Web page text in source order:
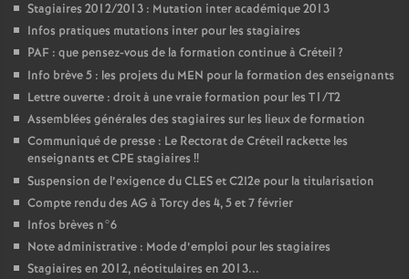
Stagiaires 2012/2013 : Mutation inter académique 2013
Infos pratiques mutations inter pour les stagiaires
PAF : que pensez-vous de la formation continue à Créteil?
Info brève 5 : les projets du MEN pour la formation des enseignants
Lettre ouverte : droit à une vraie formation pour les T1/T2
Assemblées générales des stagiaires sur les lieux de formation
Communiqué de presse : Le Rectorat de Créteil rackette les
enseignants etCPE stagiaires !!
Suspension de l’exigence duCLESet C2I2e pour la titularisation
Compte rendu des AG à Torcy des 4, 5 et 7 février
Infos brèves n°6
Note administrative : Mode d’emploi pour les stagiaires
Stagiaires en 2012, néotitulaires en 2013...